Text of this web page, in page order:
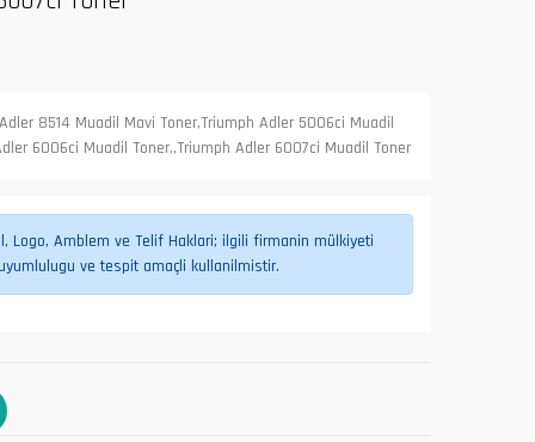
8514 Muadil Mavi Toner,Triumph Adler 5006ci Muadil
6006ci Muadil Toner,,Triumph Adler 6007ci Muadil Toner
Logo, Amblem ve Telif Haklari; ilgili firmanin mülkiyeti
ve tespit amaçli kullanilmistir.